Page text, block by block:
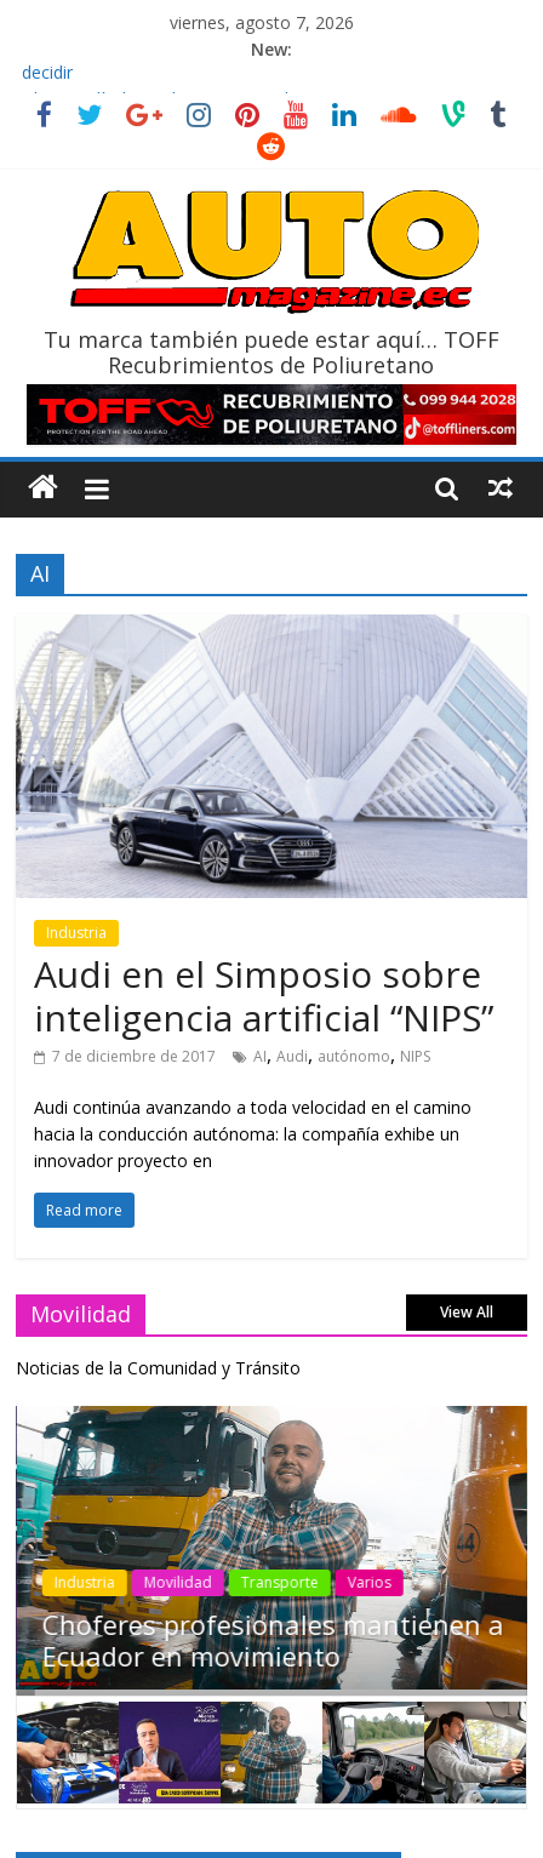
viernes, agosto 7, 2026
New:
El costo de tener un vehículo gana protagonismo a la hora de
decidir
Ultima película ‘Spider‑Man: Brand New Day’ pone en escena a
La Vuelta al Ecuador 2026, edición 47ª, recorre 7 provincias en 8
La FEDAK recibe 12 Sinotruk Bolden para cubrir las rutas de La
Tu marca también puede estar aquí… TOFF
Recubrimientos de Poliuretano
AI
Industria
Audi en el Simposio sobre
inteligencia artificial “NIPS”
7 de diciembre de 2017 AI,Audi, autónomo, NIPS
Audi continúa avanzando a toda velocidad en el camino
hacia la conducción autónoma: la compañía exhibe un
innovador proyecto en
Read more
Movilidad View All
Noticias de la Comunidad y Tránsito
Industria Movilidad Transporte Varios
Choferes profesionales mantienen a
Ecuador en movimiento